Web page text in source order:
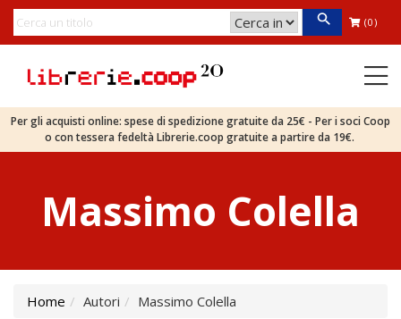
(0)
Per gli acquisti online: spese di spedizione gratuite da 25€ - Per i soci Coop
o con tessera fedeltà Librerie.coop gratuite a partire da 19€.
Massimo Colella
Home Autori Massimo Colella